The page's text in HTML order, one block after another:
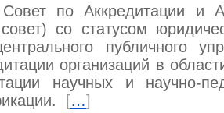
по Аккредитации и
со статусом
публичного
организаций в
научных и научно-
[…]